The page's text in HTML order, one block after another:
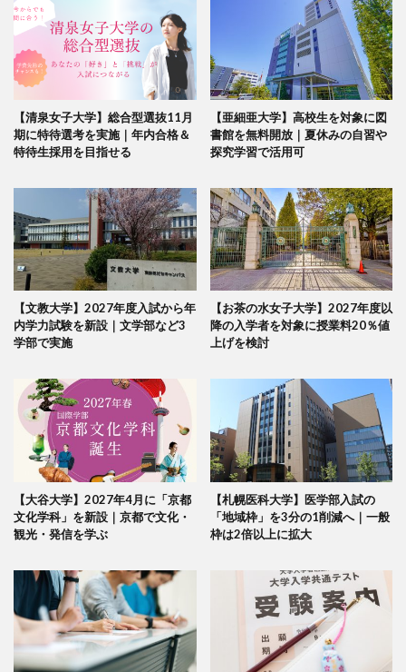
【清泉女子大学】総合型選抜11月
期に特待選考を実施｜年内合格＆
特待生採用を目指せる
【亜細亜大学】高校生を対象に図
書館を無料開放｜夏休みの自習や
探究学習で活用可
【文教大学】2027年度入試から年
内学力試験を新設｜文学部など3
学部で実施
【お茶の水女子大学】2027年度以
降の入学者を対象に授業料20％値
上げを検討
【大谷大学】2027年4月に「京都
文化学科」を新設｜京都で文化・
観光・発信を学ぶ
【札幌医科大学】医学部入試の
「地域枠」を3分の1削減へ｜一般
枠は2倍以上に拡大